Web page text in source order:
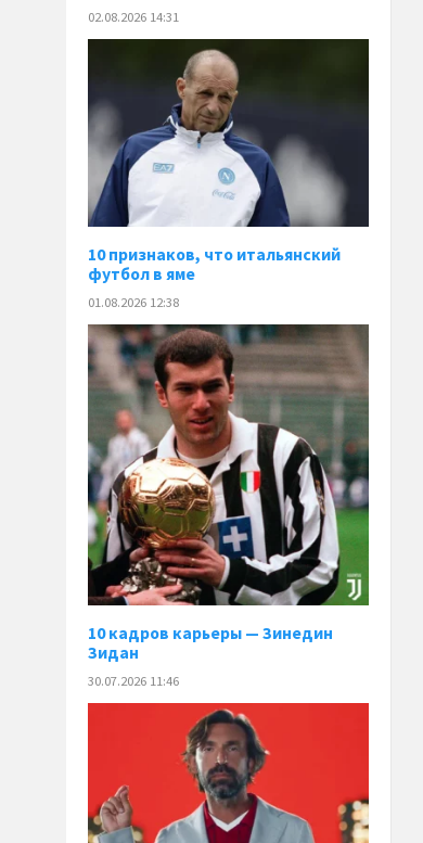
02.08.2026 14:31
10 признаков, что итальянский
футбол в яме
01.08.2026 12:38
10 кадров карьеры — Зинедин
Зидан
30.07.2026 11:46